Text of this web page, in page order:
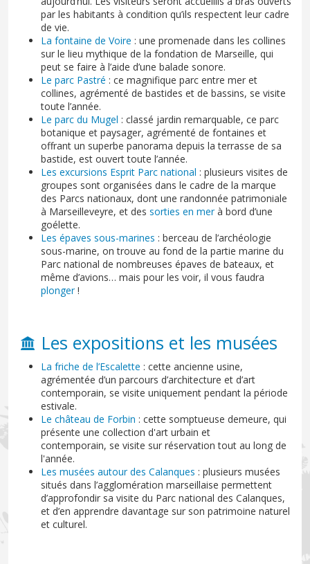
par les habitants à condition qu’ils respectent leur cadre
de vie.
La fontaine de Voire : une promenade dans les collines
sur le lieu mythique de la fondation de Marseille, qui
peut se faire à l’aide d’une balade sonore.
Le parc Pastré : ce magnifique parc entre mer et
collines, agrémenté de bastides et de bassins, se visite
toute l’année.
Le parc du Mugel : classé jardin remarquable, ce parc
botanique et paysager, agrémenté de fontaines et
offrant un superbe panorama depuis la terrasse de sa
bastide, est ouvert toute l’année.
Les excursions Esprit Parc national : plusieurs visites de
groupes sont organisées dans le cadre de la marque
des Parcs nationaux, dont une randonnée patrimoniale
à Marseilleveyre, et des sorties en merà bord d’une
goélette.
Les épaves sous-marines : berceau de l’archéologie
sous-marine, on trouve au fond de la partie marine du
Parc national de nombreuses épaves de bateaux, et
même d’avions… mais pour les voir, il vous faudra
plonger!
Les expositions et les musées
La friche de l’Escalette : cette ancienne usine,
agrémentée d’un parcours d’architecture et d’art
contemporain, se visite uniquement pendant la période
estivale.
Le château de Forbin : cette somptueuse demeure, qui
présente une collection d'art urbain et
contemporain, se visite sur réservation tout au long de
l'année.
Les musées autour des Calanques : plusieurs musées
situés dans l’agglomération marseillaise permettent
d’approfondir sa visite du Parc national des Calanques,
et d’en apprendre davantage sur son patrimoine naturel
et culturel.